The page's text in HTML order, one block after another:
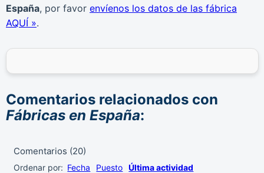
España, por favor envíenos los datos de las fábrica
AQUÍ ».
Comentarios relacionados con
Fábricas en España:
Comentarios (20)
Ordenar por: Fecha Puesto Última actividad